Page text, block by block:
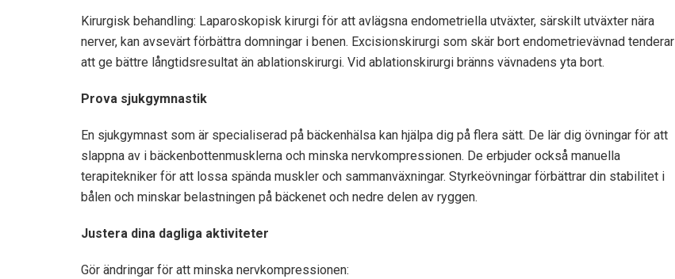
Kirurgisk behandling: Laparoskopisk kirurgi för att avlägsna endometriella utväxter, särskilt utväxter nära
nerver, kan avsevärt förbättra domningar i benen. Excisionskirurgi som skär bort endometrievävnad tenderar
att ge bättre långtidsresultat än ablationskirurgi. Vid ablationskirurgi bränns vävnadens yta bort.
Prova sjukgymnastik
En sjukgymnast som är specialiserad på bäckenhälsa kan hjälpa dig på flera sätt. De lär dig övningar för att
slappna av i bäckenbottenmusklerna och minska nervkompressionen. De erbjuder också manuella
terapitekniker för att lossa spända muskler och sammanväxningar. Styrkeövningar förbättrar din stabilitet i
bålen och minskar belastningen på bäckenet och nedre delen av ryggen.
Justera dina dagliga aktiviteter
Gör ändringar för att minska nervkompressionen: